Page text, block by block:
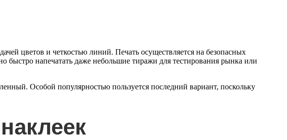
цветов и четкостью линий. Печать осуществляется на безопасных
быстро напечатать даже небольшие тиражи для тестирования рынка или
Особой популярностью пользуется последний вариант, поскольку